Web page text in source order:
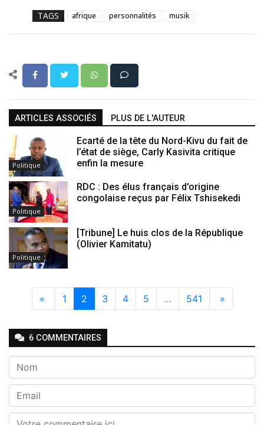
TAGS afrique personnalités musik
ARTICLES ASSOCIÉS PLUS DE L'AUTEUR
Politique
Ecarté de la tête du Nord-Kivu du fait de
l’état de siège, Carly Kasivita critique
enfin la mesure
Politique
RDC : Des élus français d'origine
congolaise reçus par Félix Tshisekedi
Politique
[Tribune] Le huis clos de la République
(Olivier Kamitatu)
« 1 2 3 4 5 … 541 »
6 COMMENTAIRES